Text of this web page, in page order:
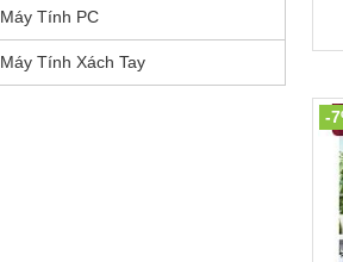
-
Máy Tính PC
Máy Tính Xách Tay